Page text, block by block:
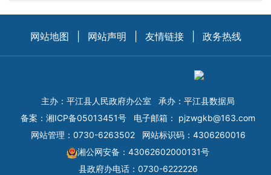
网站地图 网站声明 友情链接 政务热线
主办：平江县人民政府办公室
承办：平江县数据局
备案： 湘ICP备05013451号 电子邮箱： pjzwgkb@163.com
网站管理：0730-6263502
网站标识码：4306260016
湘公网安备：43062602000131号
县政府办电话：0730-6222226